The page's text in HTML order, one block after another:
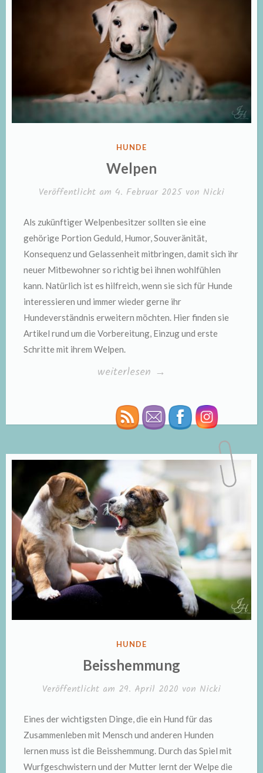
VERÖFFENTLICHT
HUNDE
Welpen
Veröffentlicht am 4. Februar 2025von Nicki
Als zukünftiger Welpenbesitzer sollten sie eine
gehörige Portion Geduld, Humor, Souveränität,
Konsequenz und Gelassenheit mitbringen, damit sich ihr
neuer Mitbewohner so richtig bei ihnen wohlfühlen
kann. Natürlich ist es hilfreich, wenn sie sich für Hunde
interessieren und immer wieder gerne ihr
Hundeverständnis erweitern möchten. Hier finden sie
Artikel rund um die Vorbereitung, Einzug und erste
Schritte mit ihrem Welpen.
„Welpen“
weiterlesen →
VERÖFFENTLICHT
IN
HUNDE
Beisshemmung
Veröffentlicht am 29. April 2020 von Nicki
Eines der wichtigsten Dinge, die ein Hund für das
Zusammenleben mit Mensch und anderen Hunden
lernen muss ist die Beisshemmung. Durch das Spiel mit
Wurfgeschwistern und der Mutter lernt der Welpe die